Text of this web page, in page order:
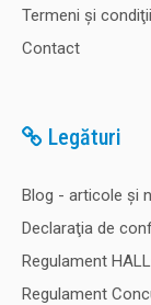
Termeni şi condiţii
Contact
Legături
Blog - articole și
Declaraţia de
Regulament
Regulament